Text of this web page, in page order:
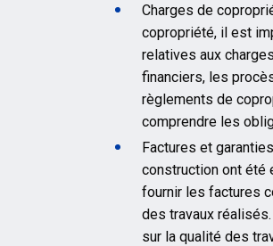
Charges de
copropriété, il est
relatives aux
financiers, les
règlements de
comprendre les
Factures et
construction ont été
fournir les factures
des travaux
sur la qualité des